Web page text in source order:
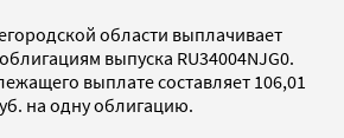
области выплачивает
выпуска RU34004NJG0.
выплате составляет 106,01
на одну облигацию.